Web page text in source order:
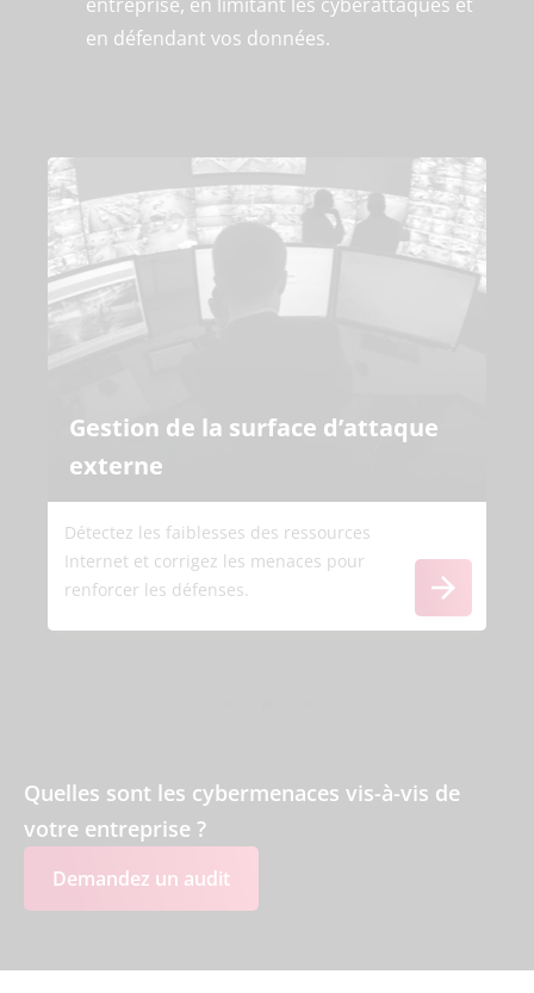
en défendant vos données.
Gestion de la surface d’attaque
externe
Détectez les faiblesses des ressources
Internet et corrigez les menaces pour
renforcer les défenses.
Quelles sont les cybermenaces vis-à-vis de
votre entreprise ?
Demandez un audit